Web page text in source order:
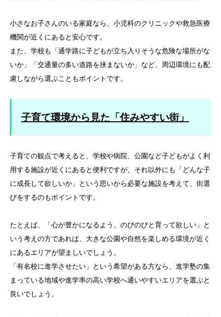
小さなお子さんのいる家庭なら、小児科のクリニックや救急医療
機関が近くにあると安心です。
また、学校も「通学路に子どもが立ち入りそうな危険な場所がな
いか」「交通量の多い道路を挟まないか」など、周辺環境にも配
慮しながら選ぶこともポイントです。
子育て環境から見た「住みやすい街」
子育ての観点で考えると、学校や病院、公園など子どもがよく利
用する施設が近くにあると便利ですが、それ以外にも「どんな子
に成長して欲しいか」という思いから必要な施設を考えて、街選
びをするのもポイントです。
たとえば、「心が豊かになるよう、のびのびと育って欲しい」と
いう考えの方であれば、大きな公園や自然を楽しめる環境が近く
にあるエリアが望ましいでしょう。
「有名校に進学させたい」という希望がある方なら、進学塾の集
まっている地域や進学率の高い学校へ通いやすいエリアを選ぶと
良いでしょう。